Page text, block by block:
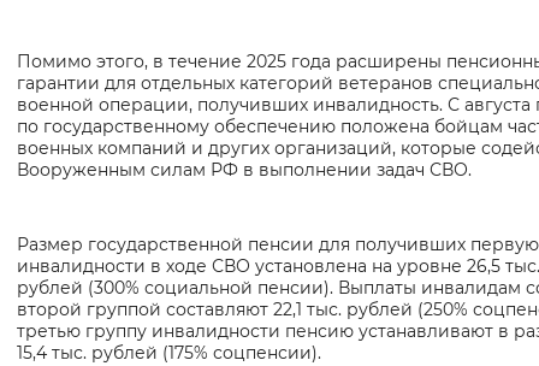
Вернуть стандартные настройки
Помимо этого, в течение 2025 года расширены
гарантии для отдельных категорий ветеранов
военной операции, получивших инвалидность. С августа
по государственному обеспечению положена бойцам
военных компаний и других организаций, которые
Вооруженным силам РФ в выполнении задач СВО.
Размер государственной пенсии для получивших
инвалидности в ходе СВО установлена на уровне 26,5 тыс.
рублей (300% социальной пенсии). Выплаты инвалидам
второй группой составляют 22,1 тыс. рублей (250%
третью группу инвалидности пенсию устанавливают в
15,4 тыс. рублей (175% соцпенсии).